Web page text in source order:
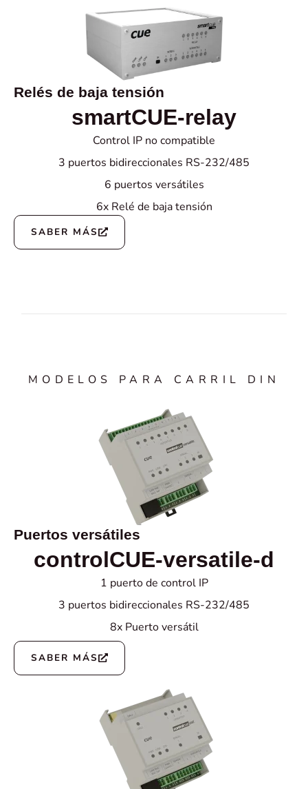
Relés de baja tensión
smartCUE-relay
Control IP no compatible
3 puertos bidireccionales RS-232/485
6 puertos versátiles
6x Relé de baja tensión
SABER MÁS
MODELOS PARA CARRIL DIN
Puertos versátiles
controlCUE-versatile-d
1 puerto de control IP
3 puertos bidireccionales RS-232/485
8x Puerto versátil
SABER MÁS